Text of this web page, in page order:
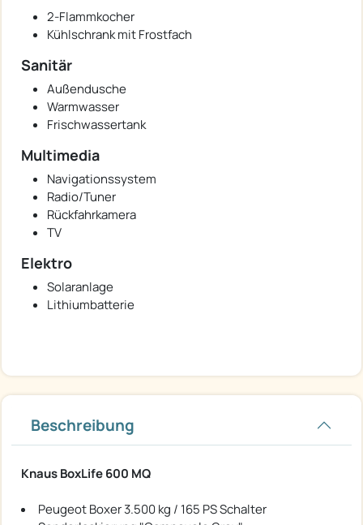
2-Flammkocher
Kühlschrank mit Frostfach
Sanitär
Außendusche
Warmwasser
Frischwassertank
Multimedia
Navigationssystem
Radio/Tuner
Rückfahrkamera
TV
Elektro
Solaranlage
Lithiumbatterie
Beschreibung
Knaus BoxLife 600 MQ
Peugeot Boxer 3.500 kg / 165 PS Schalter